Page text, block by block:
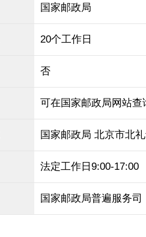
国家邮政局
20个工作日
否
可在国家邮政局网站查
国家邮政局 北京市北
法定工作日9:00-17:00
国家邮政局普遍服务司